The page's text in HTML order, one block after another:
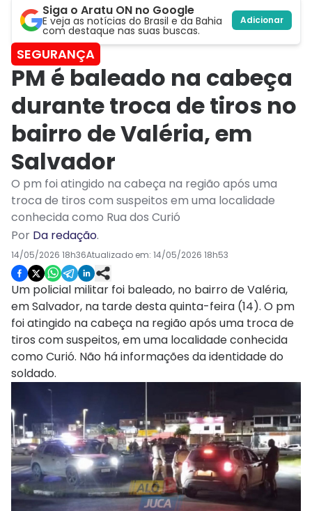
Siga o Aratu ON no Google
E veja as notícias do Brasil e da Bahia
com destaque nas suas buscas.
Adicionar
SEGURANÇA
PM é baleado na cabeça
durante troca de tiros no
bairro de Valéria, em
Salvador
O pm foi atingido na cabeça na região após uma
troca de tiros com suspeitos em uma localidade
conhecida como Rua dos Curió
Por Da redação.
14/05/2026 18h36Atualizado em: 14/05/2026 18h53
Um policial militar foi baleado, no bairro de Valéria,
em Salvador, na tarde desta quinta-feira (14). O pm
foi atingido na cabeça na região após uma troca de
tiros com suspeitos, em uma localidade conhecida
como Curió. Não há informações da identidade do
soldado.